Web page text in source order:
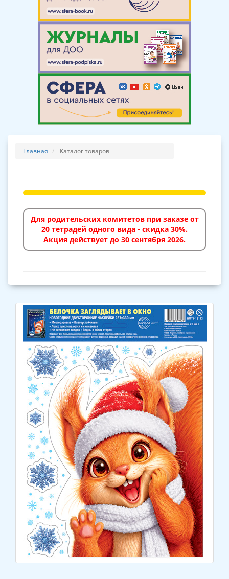
Главная Каталог товаров
Для родительских комитетов при заказе от
20 тетрадей одного вида - скидка 30%.
Акция действует до 30 сентября 2026.